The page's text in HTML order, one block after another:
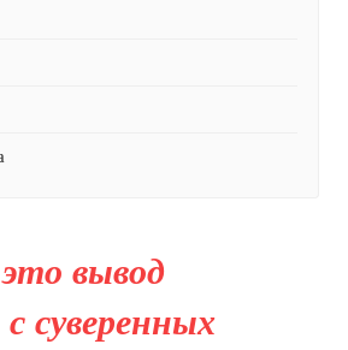
вывод
суверенных